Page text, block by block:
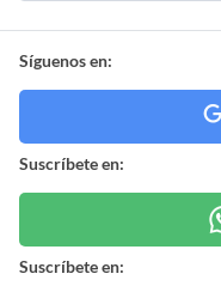
Síguenos en:
Suscríbete en:
Suscríbete en: